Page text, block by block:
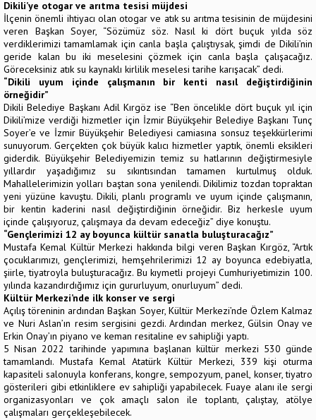
Dikili’ye otogar ve arıtma tesisi müjdesi
İlçenin önemli ihtiyacı olan otogar ve atık su arıtma tesisinin de müjdesini
veren Başkan Soyer, “Sözümüz söz. Nasıl ki dört buçuk yılda söz
verdiklerimizi tamamlamak için canla başla çalıştıysak, şimdi de Dikili’nin
geride kalan bu iki meselesini çözmek için canla başla çalışacağız.
Göreceksiniz atık su kaynaklı kirlilik meselesi tarihe karışacak” dedi.
“Dikili uyum içinde çalışmanın bir kenti nasıl değiştirdiğinin
örneğidir”
Dikili Belediye Başkanı Adil Kırgöz ise “Ben öncelikle dört buçuk yıl için
Dikili’mize verdiği hizmetler için İzmir Büyükşehir Belediye Başkanı Tunç
Soyer’e ve İzmir Büyükşehir Belediyesi camiasına sonsuz teşekkürlerimi
sunuyorum. Gerçekten çok büyük kalıcı hizmetler yaptık, önemli eksikleri
giderdik. Büyükşehir Belediyemizin temiz su hatlarının değiştirmesiyle
yıllardır yaşadığımız su sıkıntısından tamamen kurtulmuş olduk.
Mahallelerimizin yolları baştan sona yenilendi. Dikilimiz tozdan topraktan
yeni yüzüne kavuştu. Dikili, planlı programlı ve uyum içinde çalışmanın,
bir kentin kaderini nasıl değiştirdiğinin örneğidir. Biz herkesle uyum
içinde çalışıyoruz, çalışmaya da devam edeceğiz” diye konuştu.
“Gençlerimizi 12 ay boyunca kültür sanatla buluşturacağız”
Mustafa Kemal Kültür Merkezi hakkında bilgi veren Başkan Kırgöz, “Artık
çocuklarımızı, gençlerimizi, hemşehrilerimizi 12 ay boyunca edebiyatla,
şiirle, tiyatroyla buluşturacağız. Bu kıymetli projeyi Cumhuriyetimizin 100.
yılında kazandırdığımız için gururluyum, onurluyum” dedi.
Kültür Merkezi’nde ilk konser ve sergi
Açılış töreninin ardından Başkan Soyer, Kültür Merkezi’nde Özlem Kalmaz
ve Nuri Aslan’ın resim sergisini gezdi. Ardından merkez, Gülsin Onay ve
Erkin Onay’ın piyano ve keman resitaline ev sahipliği yaptı.
5 Nisan 2022 tarihinde yapımına başlanan kültür merkezi 530 günde
tamamlandı. Mustafa Kemal Atatürk Kültür Merkezi, 339 kişi oturma
kapasiteli salonuyla konferans, kongre, sempozyum, panel, konser, tiyatro
gösterileri gibi etkinliklere ev sahipliği yapabilecek. Fuaye alanı ile sergi
organizasyonları ve çok amaçlı salon ile toplantı, çalıştay, atölye
çalışmaları gerçekleşebilecek.